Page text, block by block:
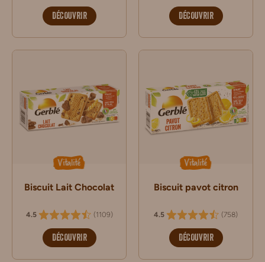
DÉCOUVRIR DÉCOUVRIR
Vitalité
Biscuit Lait Chocolat
4.5 (1109)
DÉCOUVRIR
Vitalité
Biscuit pavot citron
4.5 (758)
DÉCOUVRIR